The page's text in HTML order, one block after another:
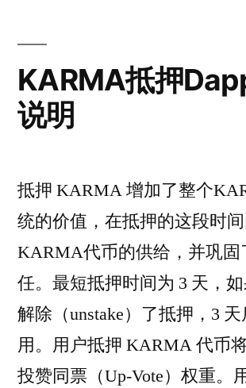
KARMA抵押
说明
抵押 KARMA 增加了整个
统的价值，在抵押的这段时
KARMA代币的供给，并巩固
任。最短抵押时间为 3 天，
解除（unstake）了抵押，3
用。用户抵押 KARMA 代币
投赞同票（Up-Vote）权重。